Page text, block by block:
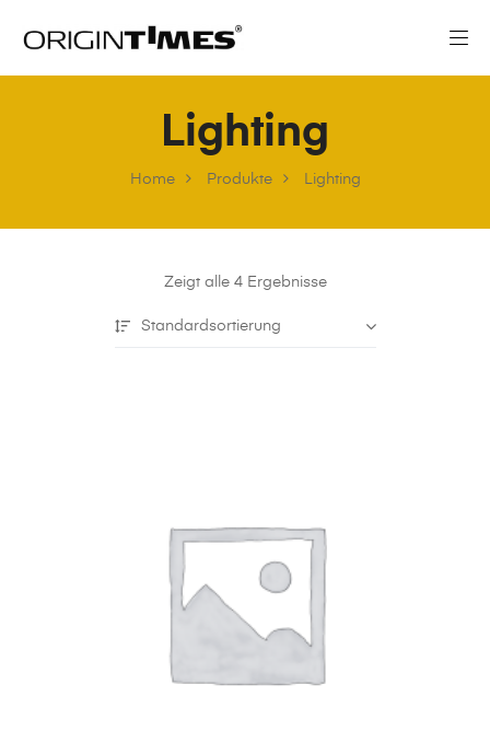
Home Produkte Lighting
Lighting
Zeigt alle 4 Ergebnisse
Standardsortierung